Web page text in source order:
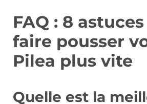
FAQ : 8
faire pousser
Pilea plus vite
Quelle est la